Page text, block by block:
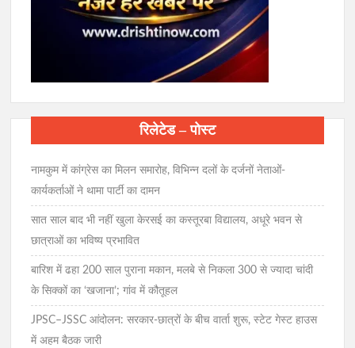
रिलेटेड – पोस्ट
नामकुम में कांग्रेस का मिलन समारोह, विभिन्न दलों के दर्जनों नेताओं-
कार्यकर्ताओं ने थामा पार्टी का दामन
सात साल बाद भी नहीं खुला केरसई का कस्तूरबा विद्यालय, अधूरे भवन से
छात्राओं का भविष्य प्रभावित
बारिश में ढहा 200 साल पुराना मकान, मलबे से निकला 300 से ज्यादा चांदी
के सिक्कों का ‘खजाना’; गांव में कौतूहल
JPSC–JSSC आंदोलन: सरकार-छात्रों के बीच वार्ता शुरू, स्टेट गेस्ट हाउस
में अहम बैठक जारी